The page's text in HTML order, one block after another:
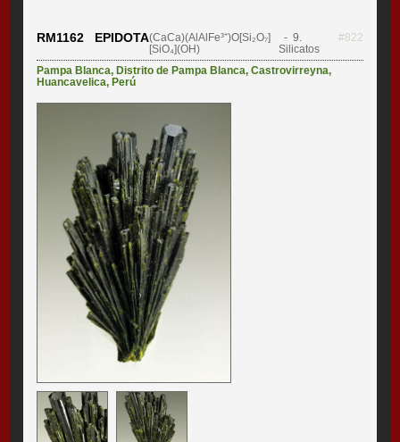
RM1162 EPIDOTA(CaCa)(AlAlFe³⁺)O[Si₂O₇]
[SiO₄](OH)
- 9.
Silicatos
#822
Pampa Blanca, Distrito de Pampa Blanca,Castrovirreyna,
Huancavelica, Perú